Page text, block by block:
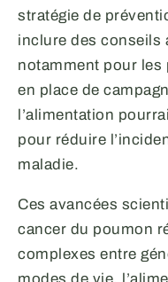
stratégie de
inclure des conseils
notamment pour les
en place de
l’alimentation
pour réduire
maladie.
Ces avancées
cancer du poumon
complexes entre